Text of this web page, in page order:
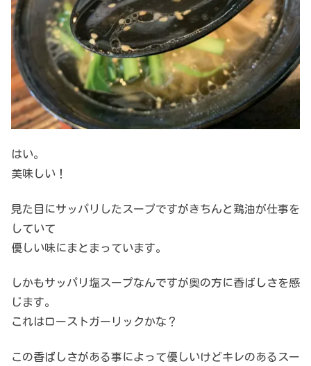
はい。
美味しい！
見た目にサッパリしたスープですがきちんと鶏油が仕事を
していて
優しい味にまとまっています。
しかもサッパリ塩スープなんですが奥の方に香ばしさを感
じます。
これはローストガーリックかな？
この香ばしさがある事によって優しいけどキレのあるスー